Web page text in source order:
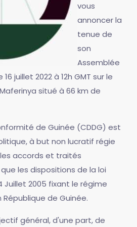
vous
annoncer la
tenue de
son
Assemblée
juillet 2022 à 12h GMT sur le
situé à 66 km de
de Guinée (CDDG) est
à but non lucratif régie
accords et traités
les dispositions de la loi
Juillet 2005 fixant le régime
de Guinée.
général, d'une part, de